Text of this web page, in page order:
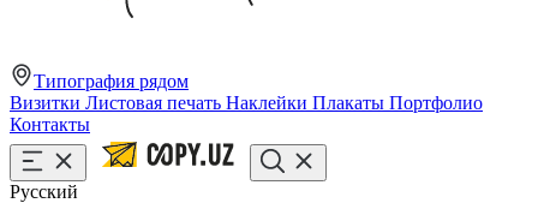
Типография рядом
Визитки Листовая печать Наклейки Плакаты Портфолио
Контакты
Русский